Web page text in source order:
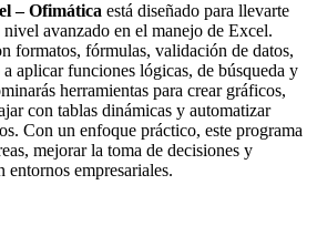
– Ofimática está diseñado para llevarte
nivel avanzado en el manejo de Excel.
formatos, fórmulas, validación de datos,
aplicar funciones lógicas, de búsqueda y
herramientas para crear gráficos,
con tablas dinámicas y automatizar
Con un enfoque práctico, este programa
mejorar la toma de decisiones y
entornos empresariales.